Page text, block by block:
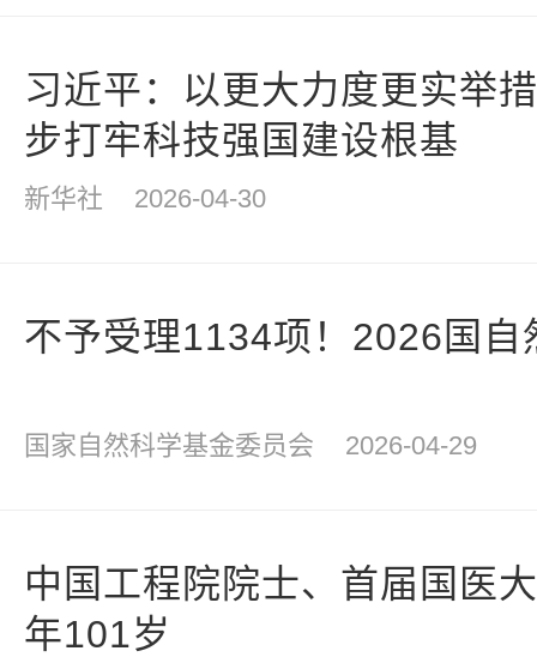
习近平：以更大力度更实举
步打牢科技强国建设根基
新华社 2026-04-30
不予受理1134项！2026国自
国家自然科学基金委员会 2026-04-29
中国工程院院士、首届国医
年101岁